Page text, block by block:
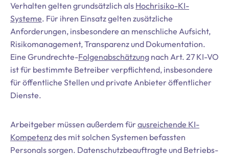
Verhalten gelten grundsätzlich als Hochrisiko-KI-
Systeme. Für ihren Einsatz gelten zusätzliche
Anforderungen, insbesondere an menschliche Aufsicht,
Risikomanagement, Transparenz und Dokumentation.
Eine Grundrechte-Folgenabschätzung nach Art. 27 KI-VO
ist für bestimmte Betreiber verpflichtend, insbesondere
für öffentliche Stellen und private Anbieter öffentlicher
Dienste.
Arbeitgeber müssen außerdem fürausreichende KI-
Kompetenzdes mit solchen Systemen befassten
Personals sorgen. Datenschutzbeauftragte und Betriebs-